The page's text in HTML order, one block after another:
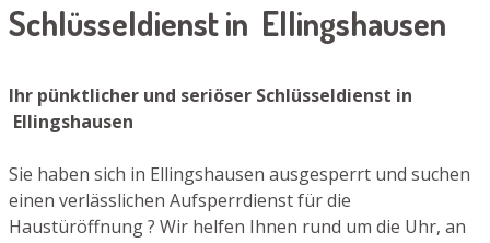
Schlüsseldienst in Ellingshausen
Ihr pünktlicher und seriöser Schlüsseldienst in
Ellingshausen
Sie haben sich in Ellingshausen ausgesperrt und suchen
einen verlässlichen Aufsperrdienst für die
Haustüröffnung ? Wir helfen Ihnen rund um die Uhr, an